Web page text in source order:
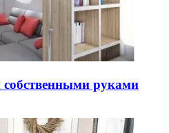
руками